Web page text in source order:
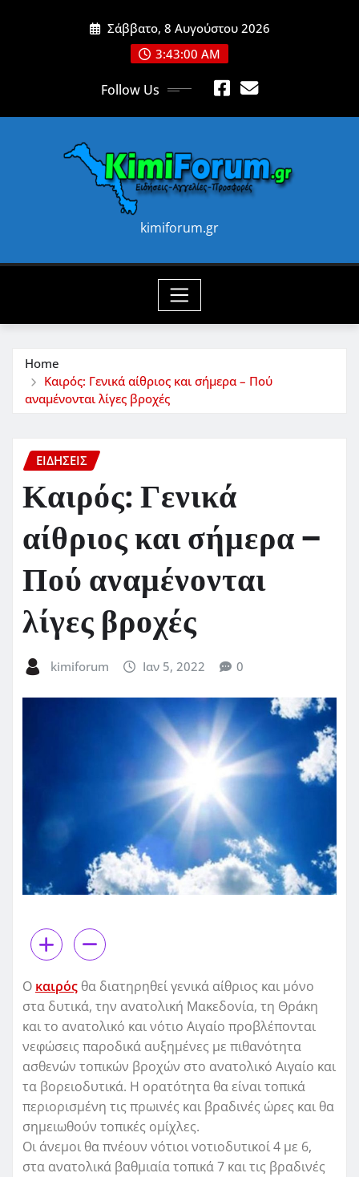
Σάββατο, 8 Αυγούστου 2026
3:43:02 AM
Follow Us
kimiforum.gr
Home
Καιρός: Γενικά αίθριος και σήμερα – Πού
αναμένονται λίγες βροχές
ΕΙΔΗΣΕΙΣ
Καιρός: Γενικά
αίθριος και σήμερα –
Πού αναμένονται
λίγες βροχές
kimiforum Ιαν 5, 2022 0
Ο καιρός θα διατηρηθεί γενικά αίθριος και μόνο
στα δυτικά, την ανατολική Μακεδονία, τη Θράκη
και το ανατολικό και νότιο Αιγαίο προβλέπονται
νεφώσεις παροδικά αυξημένες με πιθανότητα
ασθενών τοπικών βροχών στο ανατολικό Αιγαίο και
τα βορειοδυτικά. Η ορατότητα θα είναι τοπικά
περιορισμένη τις πρωινές και βραδινές ώρες και θα
σημειωθούν τοπικές ομίχλες.
Οι άνεμοι θα πνέουν νότιοι νοτιοδυτικοί 4 με 6,
στα ανατολικά βαθμιαία τοπικά 7 και τις βραδινές